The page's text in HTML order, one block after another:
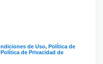
de Uso, Política de
Política de Privacidad de